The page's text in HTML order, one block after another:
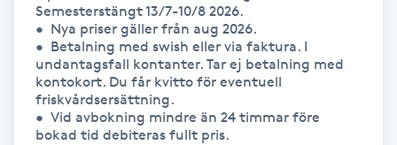
Herrklippning
HIFU
Hollywood Peel
Semesterstängt 13/7-10/8 2026.
•  Nya priser gäller från aug 2026.
•  Betalning med swish eller via faktura. I
undantagsfall kontanter. Tar ej betalning med
kontokort. Du får kvitto för eventuell
friskvårdsersättning.
•  Vid avbokning mindre än 24 timmar före
bokad tid debiteras fullt pris.